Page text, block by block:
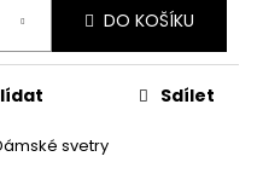
DO KOŠÍKU
svetry
Sdílet